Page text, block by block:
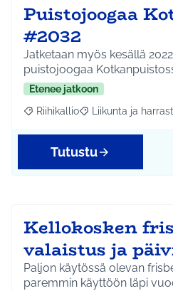
Puistojoogaa
#2032
Jatketaan myös kesällä
puistojoogaa
Etenee jatkoon
Rajaa tulokset aihepiirin
Riihikallio Rajaa tulokset
Liikunta ja
Tutustu
Kellokosken
valaistus ja
Paljon käytössä olevan
paremmin käyttöön läpi